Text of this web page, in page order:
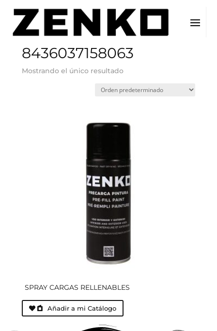
Inicio / EAN del producto / 8436037158063
8436037158063
Mostrando el único resultado
SPRAY CARGAS RELLENABLES
Añadir a mi Catálogo